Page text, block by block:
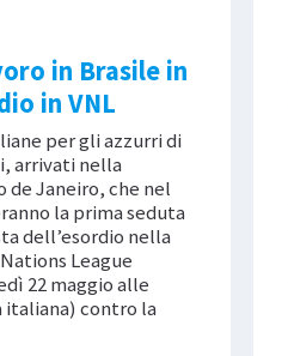
in Brasile in
in VNL
per gli azzurri di
arrivati nella
de Janeiro, che nel
la prima seduta
dell’esordio nella
League
22 maggio alle
italiana) contro la